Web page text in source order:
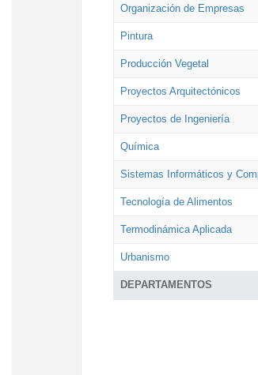
DEPARTAMENTOS
Organización de Empresas
Pintura
Producción Vegetal
Proyectos Arquitectónicos
Proyectos de Ingeniería
Química
Sistemas Informáticos y
Tecnología de Alimentos
Termodinámica Aplicada
Urbanismo